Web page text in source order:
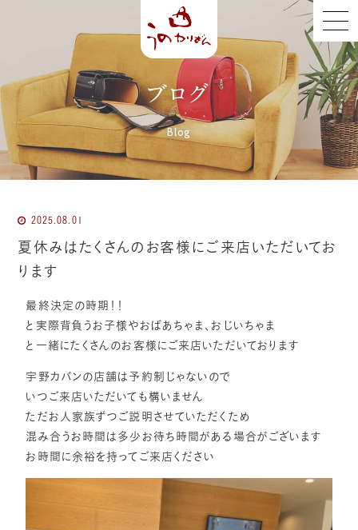
ブログ
Blog
2025.08.01
夏休みはたくさんのお客様にご来店いただいてお
ります
最終決定の時期！！
と実際背負うお子様やおばあちゃま、おじいちゃま
と一緒にたくさんのお客様にご来店いただいております
宇野カバンの店舗は予約制じゃないので
いつご来店いただいても構いません
ただお人家族ずつご説明させていただくため
混み合うお時間は多少お待ち時間がある場合がございます
お時間に余裕を持ってご来店ください